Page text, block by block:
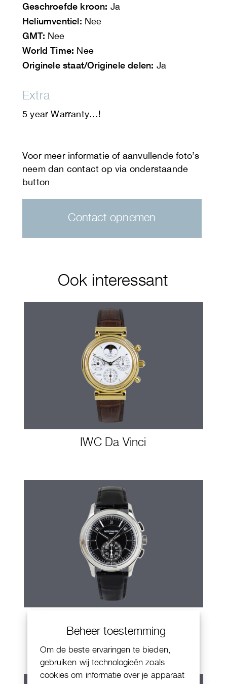
Beheer toestemming
Om de beste ervaringen te bieden,
gebruiken wij technologieën zoals
cookies om informatie over je apparaat
Geschroefde kroon: Ja
Heliumventiel: Nee
GMT: Nee
World Time: Nee
Originele staat/Originele delen: Ja
Extra
5 year Warranty…!
Contact opnemen
Ook interessant
IWC Da Vinci
Chornograaf